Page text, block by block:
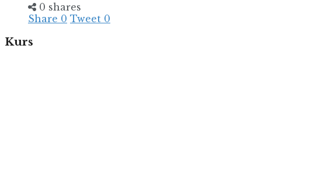
0 shares
Share 0 Tweet 0
Kurs